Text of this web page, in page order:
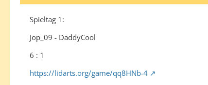
Spieltag 1:
Jop_09 - DaddyCool
6 : 1
https://lidarts.org/game/qq8HNb-4